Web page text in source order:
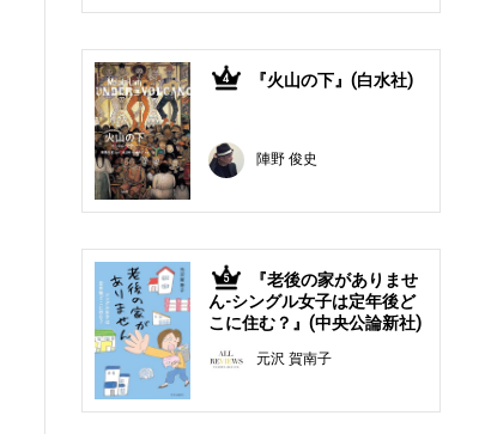
4 『火山の下』(白水社)
陣野 俊史
5
『老後の家がありませ
ん-シングル女子は定年後ど
こに住む？』(中央公論新社)
元沢 賀南子